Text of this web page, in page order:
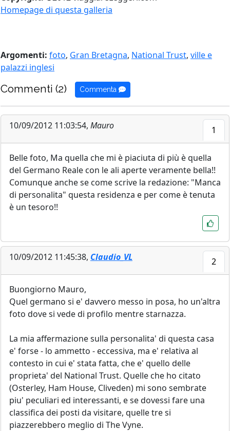
Homepage di questa galleria
Argomenti: foto, Gran Bretagna, National Trust, ville e
palazzi inglesi
Commenti (2) Commenta
10/09/2012 11:03:54, Mauro 1
Belle foto, Ma quella che mi è piaciuta di più è quella
del Germano Reale con le ali aperte veramente bella!!
Comunque anche se come scrive la redazione: "Manca
di personalita" questa residenza e per come è tenuta
è un tesoro!!
10/09/2012 11:45:38, Claudio_VL 2
Buongiorno Mauro,
Quel germano si e' davvero messo in posa, ho un'altra
foto dove si vede di profilo mentre starnazza.
La mia affermazione sulla personalita' di questa casa
e' forse - lo ammetto - eccessiva, ma e' relativa al
contesto in cui e' stata fatta, che e' quello delle
proprieta' del National Trust. Quelle che ho citato
(Osterley, Ham House, Cliveden) mi sono sembrate
piu' peculiari ed interessanti, e se dovessi fare una
classifica dei posti da visitare, quelle tre si
piazzerebbero meglio di The Vyne.